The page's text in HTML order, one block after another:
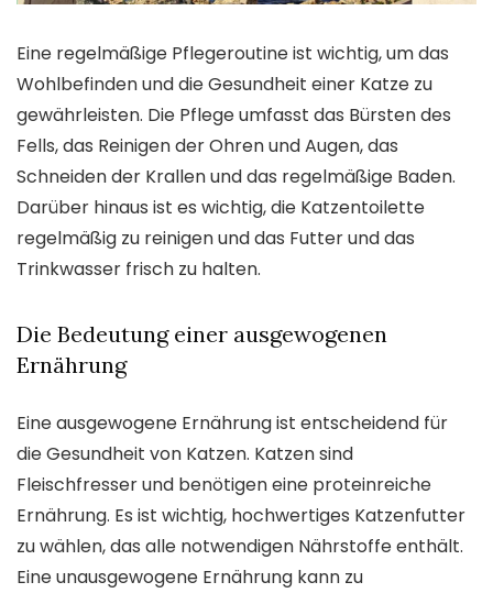
Eine regelmäßige Pflegeroutine ist wichtig, um das
Wohlbefinden und die Gesundheit einer Katze zu
gewährleisten. Die Pflege umfasst das Bürsten des
Fells, das Reinigen der Ohren und Augen, das
Schneiden der Krallen und das regelmäßige Baden.
Darüber hinaus ist es wichtig, die Katzentoilette
regelmäßig zu reinigen und das Futter und das
Trinkwasser frisch zu halten.
Die Bedeutung einer ausgewogenen
Ernährung
Eine ausgewogene Ernährung ist entscheidend für
die Gesundheit von Katzen. Katzen sind
Fleischfresser und benötigen eine proteinreiche
Ernährung. Es ist wichtig, hochwertiges Katzenfutter
zu wählen, das alle notwendigen Nährstoffe enthält.
Eine unausgewogene Ernährung kann zu